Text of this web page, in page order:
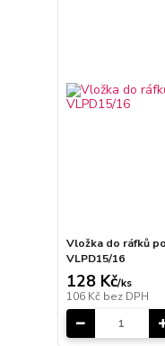
Vložka do ráfků
VLPD15/16
128 Kč/ks
106 Kč bez DPH